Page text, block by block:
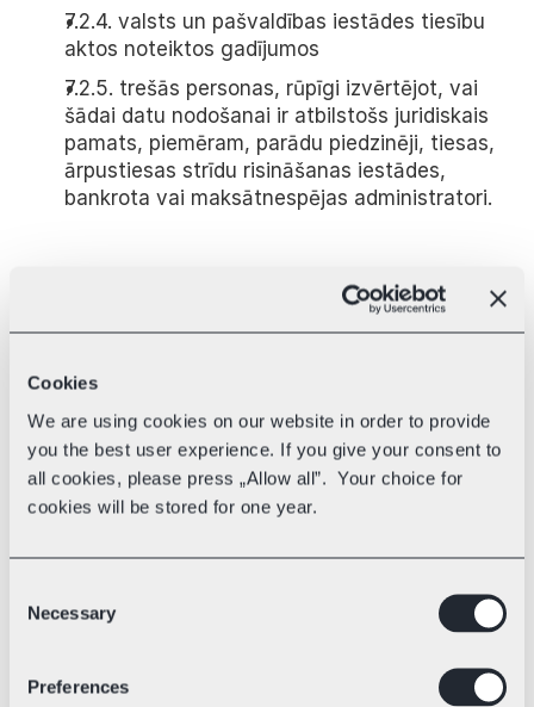
Cookies
We are using cookies on our website in order to provide
you the best user experience. If you give your consent to
all cookies, please press „Allow all”. Your choice for
cookies will be stored for one year.
Selection
Necessary
Preferences
7.2.4. valsts un pašvaldības iestādes tiesību
aktos noteiktos gadījumos
7.2.5. trešās personas, rūpīgi izvērtējot, vai
šādai datu nodošanai ir atbilstošs juridiskais
pamats, piemēram, parādu piedzinēji, tiesas,
ārpustiesas strīdu risināšanas iestādes,
bankrota vai maksātnespējas administratori.
sūtītāju, saņēmēju un sūtījumu tiek nodoti
izvēlētajam Pasta pakalpojumu komersantam
turpmākā Personas Datu Apstrāde, lai
nodrošinātu sūtījuma piegādi, tiek veikta
atbilstoši izvēlētā Pasta pakalpojumu
komersanta Personas Datu Apstrādes
principiem un noteikumiem.
8. Kādus Personas Datu
Apstrādātājus mēs